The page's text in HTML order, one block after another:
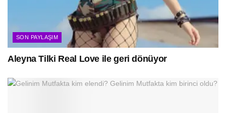
SON PAYLAŞIM
Aleyna Tilki Real Love ile geri dönüyor